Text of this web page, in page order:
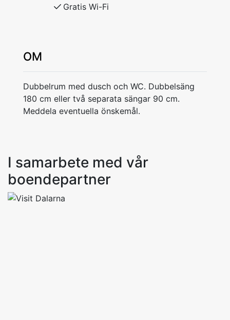
Gratis Wi-Fi
OM
Dubbelrum med dusch och WC. Dubbelsäng
180 cm eller två separata sängar 90 cm.
Meddela eventuella önskemål.
I samarbete med vår
boendepartner